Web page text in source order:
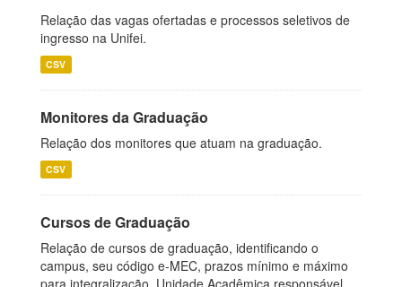
Relação das vagas ofertadas e processos seletivos de
ingresso na Unifei.
CSV
Monitores da Graduação
Relação dos monitores que atuam na graduação.
CSV
Cursos de Graduação
Relação de cursos de graduação, identificando o
campus, seu código e-MEC, prazos mínimo e máximo
para integralização, Unidade Acadêmica responsável,